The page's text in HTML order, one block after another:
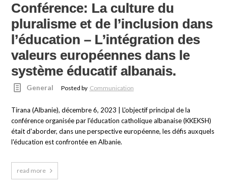
Conférence: La culture du
pluralisme et de l’inclusion dans
l’éducation – L’intégration des
valeurs européennes dans le
système éducatif albanais.
General Posted by Communication
Tirana (Albanie), décembre 6, 2023 | L'objectif principal de la
conférence organisée par l'éducation catholique albanaise (KKEKSH)
était d'aborder, dans une perspective européenne, les défis auxquels
l'éducation est confrontée en Albanie.
read more